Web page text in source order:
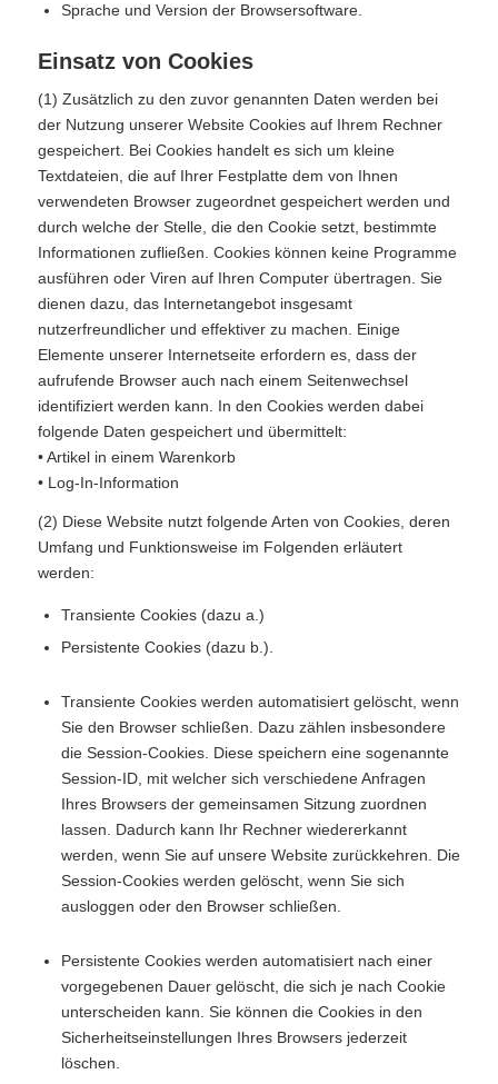
Sprache und Version der Browsersoftware.
Einsatz von Cookies
(1) Zusätzlich zu den zuvor genannten Daten werden bei
der Nutzung unserer Website Cookies auf Ihrem Rechner
gespeichert. Bei Cookies handelt es sich um kleine
Textdateien, die auf Ihrer Festplatte dem von Ihnen
verwendeten Browser zugeordnet gespeichert werden und
durch welche der Stelle, die den Cookie setzt, bestimmte
Informationen zufließen. Cookies können keine Programme
ausführen oder Viren auf Ihren Computer übertragen. Sie
dienen dazu, das Internetangebot insgesamt
nutzerfreundlicher und effektiver zu machen. Einige
Elemente unserer Internetseite erfordern es, dass der
aufrufende Browser auch nach einem Seitenwechsel
identifiziert werden kann. In den Cookies werden dabei
folgende Daten gespeichert und übermittelt:
• Artikel in einem Warenkorb
• Log-In-Information
(2) Diese Website nutzt folgende Arten von Cookies, deren
Umfang und Funktionsweise im Folgenden erläutert
werden:
Transiente Cookies (dazu a.)
Persistente Cookies (dazu b.).
Transiente Cookies werden automatisiert gelöscht, wenn
Sie den Browser schließen. Dazu zählen insbesondere
die Session-Cookies. Diese speichern eine sogenannte
Session-ID, mit welcher sich verschiedene Anfragen
Ihres Browsers der gemeinsamen Sitzung zuordnen
lassen. Dadurch kann Ihr Rechner wiedererkannt
werden, wenn Sie auf unsere Website zurückkehren. Die
Session-Cookies werden gelöscht, wenn Sie sich
ausloggen oder den Browser schließen.
Persistente Cookies werden automatisiert nach einer
vorgegebenen Dauer gelöscht, die sich je nach Cookie
unterscheiden kann. Sie können die Cookies in den
Sicherheitseinstellungen Ihres Browsers jederzeit
löschen.